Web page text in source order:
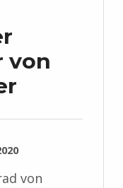
von
von